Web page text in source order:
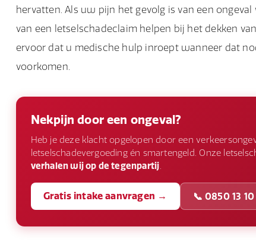
hervatten. Als uw pijn het gevolg is van een
van een letselschadeclaim helpen bij het dekken
ervoor dat u medische hulp inroept wanneer dat
voorkomen.
Nekpijn door een ongeval?
Heb je deze klacht opgelopen door een
letselschadevergoeding én smartengeld. Onze
verhalen wij op de tegenpartij
Gratis intake aanvragen → 📞 0850 13 10